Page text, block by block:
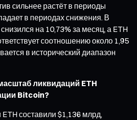
сильнее растёт в периоды
в периодах снижения. В
на 10,73% за месяц, а ETH
соотношению около 1,95
в исторический диапазон
ликвидаций ETH
Bitcoin?
составили $1,136 млрд,